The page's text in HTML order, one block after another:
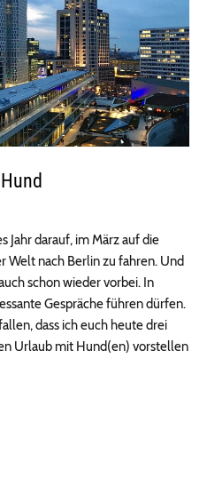
Jahr darauf, im März auf die
Welt nach Berlin zu fahren. Und
schon wieder vorbei. In
Gespräche führen dürfen.
dass ich euch heute drei
Urlaub mit Hund(en) vorstellen